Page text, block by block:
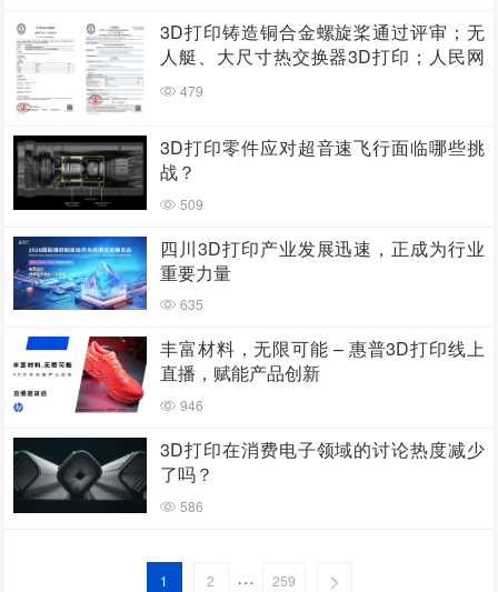
3D打印铸造铜合金螺旋桨通过评审；无
人艇、大尺寸热交换器3D打印；人民网
报道两家3D打印企业
479
3D打印零件应对超音速飞行面临哪些挑
战？
509
四川3D打印产业发展迅速，正成为行业
重要力量
635
丰富材料，无限可能 – 惠普3D打印线上
直播，赋能产品创新
946
3D打印在消费电子领域的讨论热度减少
了吗？
586
1 2 … 259